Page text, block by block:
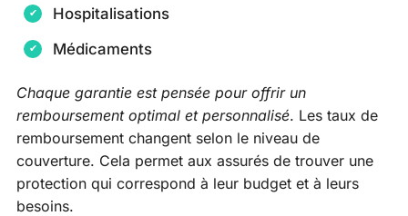
Hospitalisations
Médicaments
Chaque garantie est pensée pour offrir un
remboursement optimal et personnalisé. Les taux de
remboursement changent selon le niveau de
couverture. Cela permet aux assurés de trouver une
protection qui correspond à leur budget et à leurs
besoins.